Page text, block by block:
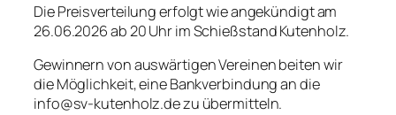
Die Preisverteilung erfolgt wie angekündigt am
26.06.2026 ab 20 Uhr im Schießstand Kutenholz.
Gewinnern von auswärtigen Vereinen beiten wir
die Möglichkeit, eine Bankverbindung an die
info@sv-kutenholz.de zu übermitteln.